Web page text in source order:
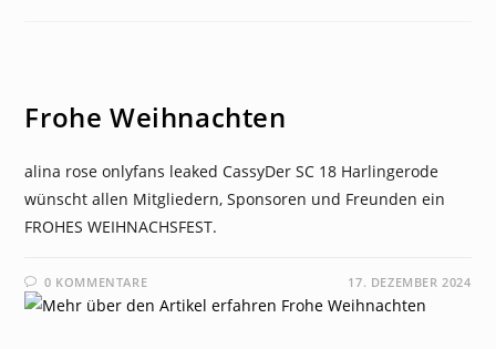
Frohe Weihnachten
alina rose onlyfans leaked CassyDer SC 18 Harlingerode
wünscht allen Mitgliedern, Sponsoren und Freunden ein
FROHES WEIHNACHSFEST.
0 KOMMENTARE 17. DEZEMBER 2024